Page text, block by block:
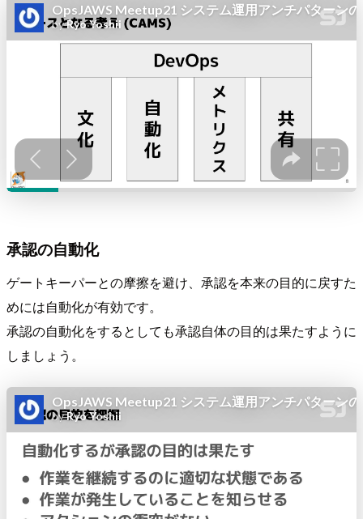
承認の自動化
ゲートキーパーとの摩擦を避け、承認を本来の目的に戻すた
めには自動化が有効です。
承認の自動化をするとしても承認自体の目的は果たすように
しましょう。